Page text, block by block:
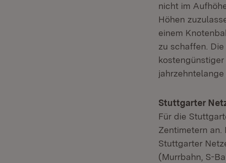
nicht im
Höhen
einem
zu schaffen.
Stuttgarter
Für die
Zentimetern
Stuttgarter
(Murrbahn, S-